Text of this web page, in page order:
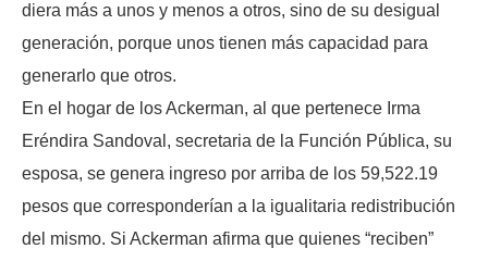
diera más a unos y menos a otros, sino de su desigual
generación, porque unos tienen más capacidad para
generarlo que otros.
En el hogar de los Ackerman, al que pertenece Irma
Eréndira Sandoval, secretaria de la Función Pública, su
esposa, se genera ingreso por arriba de los 59,522.19
pesos que corresponderían a la igualitaria redistribución
del mismo. Si Ackerman afirma que quienes “reciben”